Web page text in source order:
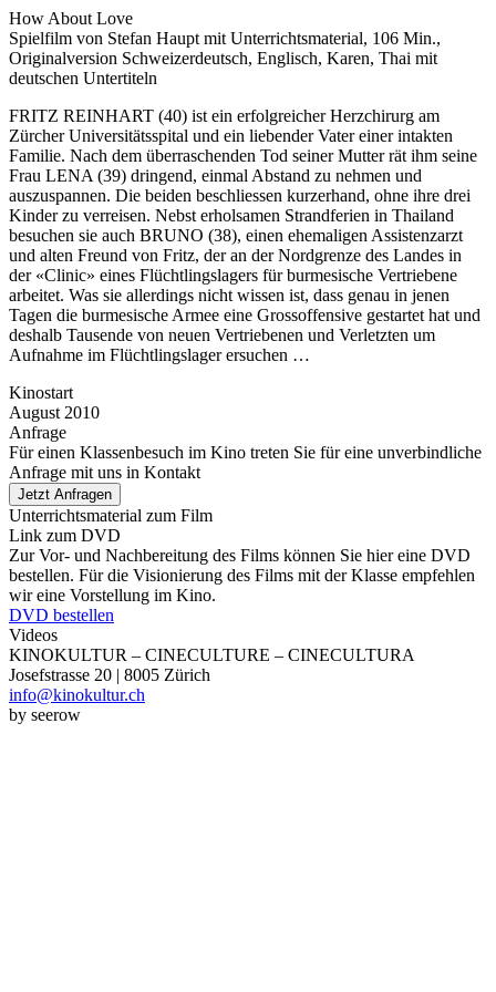
How About Love
Spielfilm von Stefan Haupt mit Unterrichtsmaterial, 106 Min.,
Originalversion Schweizerdeutsch, Englisch, Karen, Thai mit
deutschen Untertiteln
FRITZ REINHART (40) ist ein erfolgreicher Herzchirurg am
Zürcher Universitäts­spital und ein liebender Vater einer intakten
Familie. Nach dem überraschenden Tod seiner Mutter rät ihm seine
Frau LENA (39) dringend, einmal Abstand zu nehmen und
auszuspannen. Die beiden beschliessen kurzerhand, ohne ihre drei
Kinder zu verreisen. Nebst erholsamen Strandferien in Thailand
besuchen sie auch BRUNO (38), einen ehemaligen Assistenzarzt
und alten Freund von Fritz, der an der Nord­grenze des Landes in
der «Clinic» eines Flüchtlingslagers für burmesische Vertrie­bene
arbeitet. Was sie allerdings nicht wissen ist, dass genau in jenen
Tagen die bur­mesi­sche Armee eine Grossoffensive gestartet hat und
deshalb Tau­sende von neuen Ver­triebenen und Verletzten um
Aufnahme im Flüchtlingslager ersuchen …
Kinostart
August 2010
Anfrage
Für einen Klassenbesuch im Kino treten Sie für eine unverbindliche
Anfrage mit uns in Kontakt
Jetzt Anfragen
Unterrichtsmaterial zum Film
Link zum DVD
Zur Vor- und Nachbereitung des Films können Sie hier eine DVD
bestellen. Für die Visionierung des Films mit der Klasse empfehlen
wir eine Vorstellung im Kino.
DVD bestellen
Videos
KINOKULTUR – CINECULTURE – CINECULTURA
Josefstrasse 20 | 8005 Zürich
info@kinokultur.ch
by seerow